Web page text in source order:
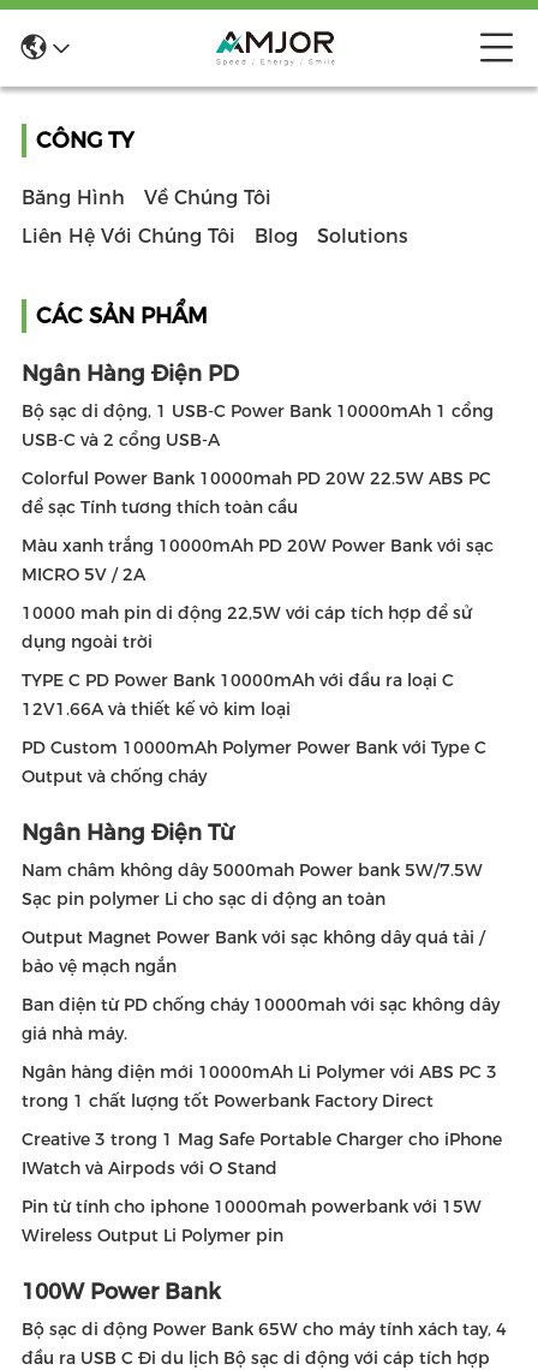
CÔNG TY
Băng Hình
Về Chúng Tôi
Liên Hệ Với Chúng Tôi
Blog Solutions
CÁC SẢN PHẨM
Ngân Hàng Điện PD
Bộ sạc di động, 1 USB-C Power Bank 10000mAh 1 cổng
USB-C và 2 cổng USB-A
Colorful Power Bank 10000mah PD 20W 22.5W ABS PC
để sạc Tính tương thích toàn cầu
Màu xanh trắng 10000mAh PD 20W Power Bank với sạc
MICRO 5V / 2A
10000 mah pin di động 22,5W với cáp tích hợp để sử
dụng ngoài trời
TYPE C PD Power Bank 10000mAh với đầu ra loại C
12V1.66A và thiết kế vỏ kim loại
PD Custom 10000mAh Polymer Power Bank với Type C
Output và chống cháy
Ngân Hàng Điện Từ
Nam châm không dây 5000mah Power bank 5W/7.5W
Sạc pin polymer Li cho sạc di động an toàn
Output Magnet Power Bank với sạc không dây quá tải /
bảo vệ mạch ngắn
Ban điện từ PD chống cháy 10000mah với sạc không dây
giá nhà máy.
Ngân hàng điện mới 10000mAh Li Polymer với ABS PC 3
trong 1 chất lượng tốt Powerbank Factory Direct
Creative 3 trong 1 Mag Safe Portable Charger cho iPhone
IWatch và Airpods với O Stand
Pin từ tính cho iphone 10000mah powerbank với 15W
Wireless Output Li Polymer pin
100W Power Bank
Bộ sạc di động Power Bank 65W cho máy tính xách tay, 4
đầu ra USB C Đi du lịch Bộ sạc di động với cáp tích hợp